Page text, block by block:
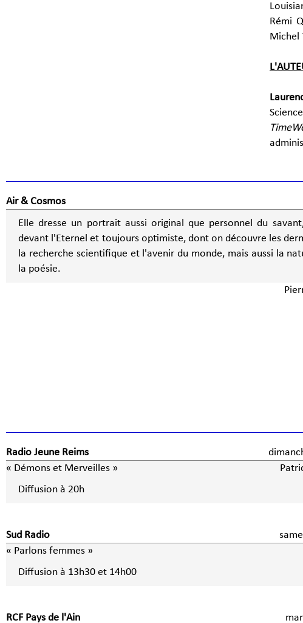
Rémi
Michel
Air & Cosmos
Elle dresse un portrait aussi original que personnel du
devant l'Eternel et toujours optimiste, dont on découvre les
la recherche scientifique et l'avenir du monde, mais aussi la
la poésie.
Radio Jeune Reims
« Démons et Merveilles »
Diffusion à 20h
Sud Radio
« Parlons femmes »
Diffusion à 13h30 et 14h00
RCF Pays de l'Ain